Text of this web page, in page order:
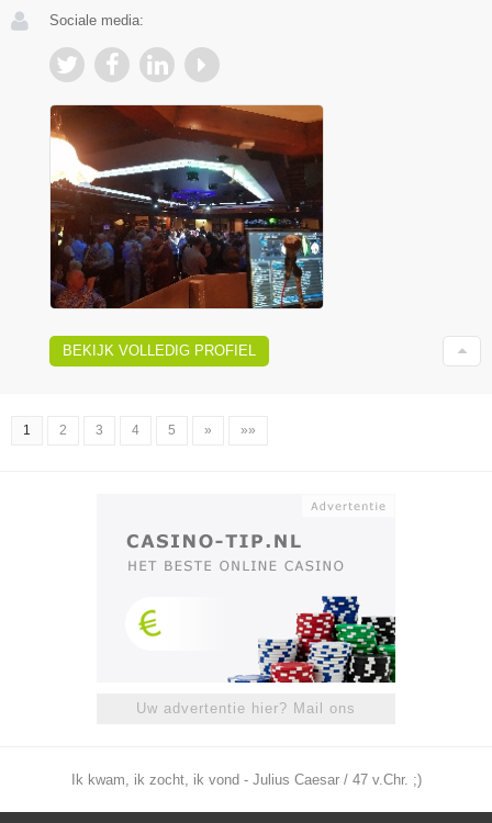
Sociale media:
BEKIJK VOLLEDIG PROFIEL
1 2 3 4 5 » »»
Uw advertentie hier? Mail ons
Ik kwam, ik zocht, ik vond - Julius Caesar / 47 v.Chr. ;)